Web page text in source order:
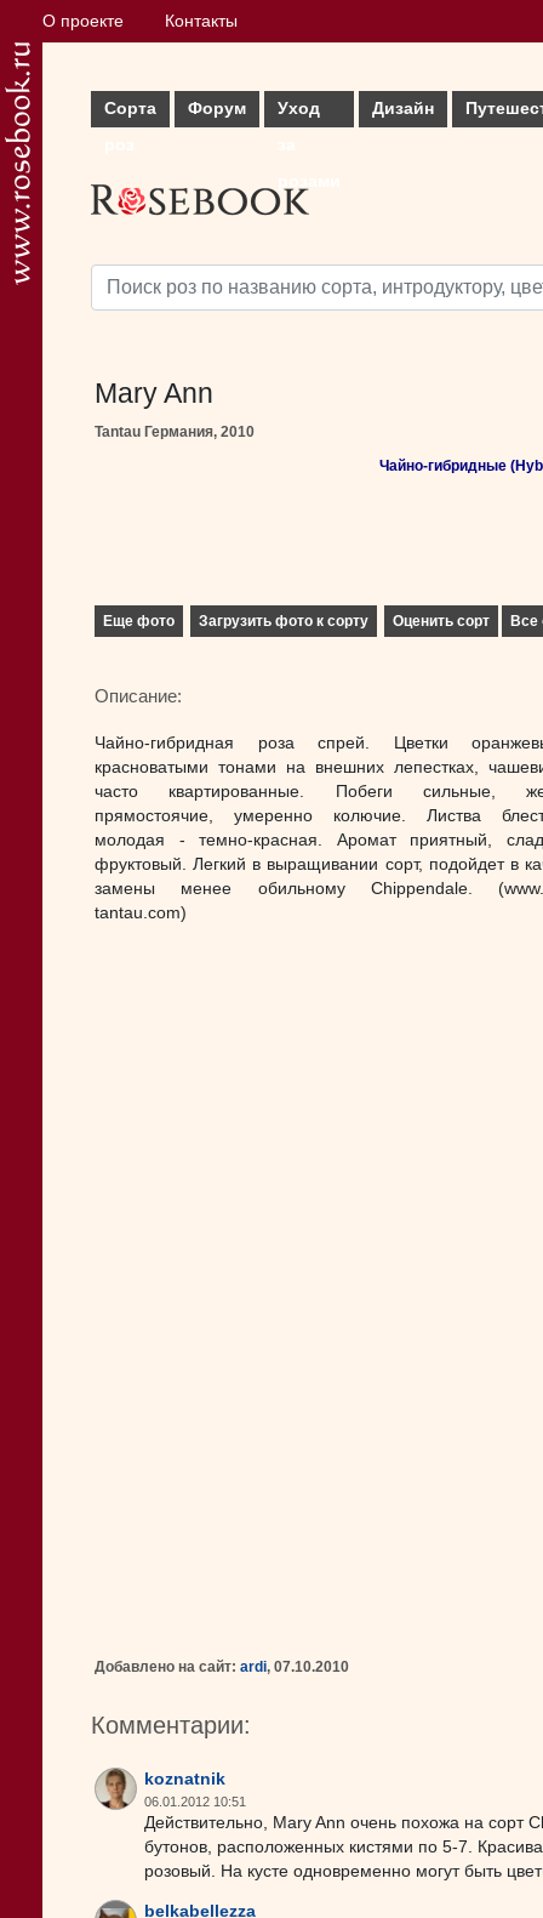
О проекте Контакты
Сорта
Форум
Уход
Дизайн
Mary Ann
Tantau Германия, 2010
Чайно-гибридные
Еще фото Загрузить фото к сорту Оценить сорт Все
Описание:
Чайно-гибридная роза спрей. Цветки
красноватыми тонами на внешних лепестках,
часто квартированные. Побеги сильные,
прямостоячие, умеренно колючие. Листва
молодая - темно-красная. Аромат приятный,
фруктовый. Легкий в выращивании сорт, подойдет в
замены менее обильному Chippendale.
tantau.com)
Добавлено на сайт: ardi, 07.10.2010
Комментарии:
koznatnik
06.01.2012 10:51
Действительно, Mary Ann очень похожа на сорт
бутонов, расположенных кистями по 5-7.
розовый. На кусте одновременно могут быть
belkabellezza